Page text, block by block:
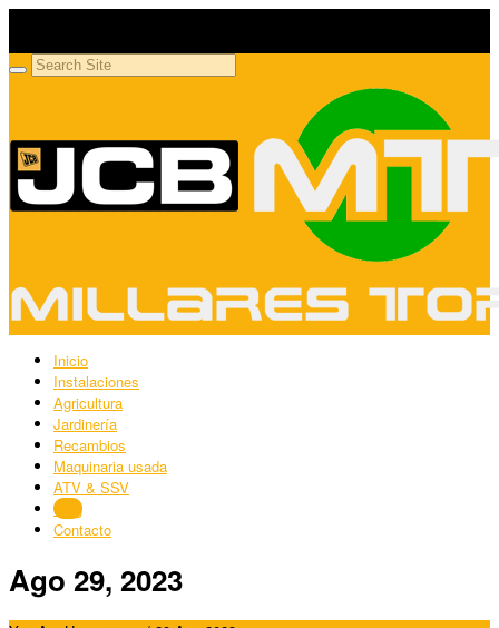
Inicio
Instalaciones
Agricultura
Jardinería
Recambios
Maquinaria usada
ATV & SSV
Blog
Contacto
Ago 29, 2023